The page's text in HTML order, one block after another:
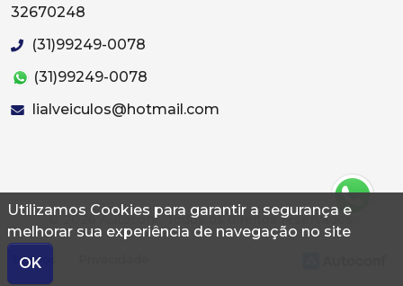
Utilizamos Cookies para garantir a segurança e
melhorar sua experiência de navegação no site
OK
32670248
(31)99249-0078
(31)99249-0078
lialveiculos@hotmail.com
© 2026 Autoconf. Todos os direitos reservados.
Termos